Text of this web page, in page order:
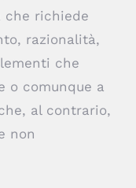
che richiede
razionalità,
che
o comunque a
al contrario,
non